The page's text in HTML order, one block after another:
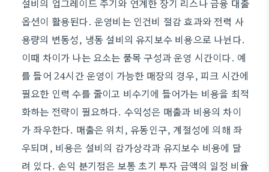
설비의 업그레이드 주기와 연계한 장기 리스나 금융 대출
옵션이 활용된다. 운영비는 인건비 절감 효과와 전력 사
용량의 변동성, 냉동 설비의 유지보수 비용으로 나뉜다.
이때 차이가 나는 요소는 품목 구성과 운영 시간이다. 예
를 들어 24시간 운영이 가능한 매장의 경우, 피크 시간에
필요한 인력 수를 줄이고 비수기에 들어가는 비용을 최적
화하는 전략이 필요하다. 수익성은 매출과 비용의 차이
가 좌우한다. 매출은 위치, 유동인구, 계절성에 의해 좌
우되며, 비용은 설비의 감가상각과 유지보수 비용에 달
려 있다. 손익 분기점은 보통 초기 투자 금액의 일정 비율